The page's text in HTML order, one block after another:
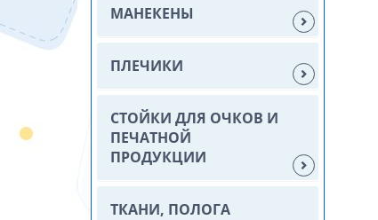
МАНЕКЕНЫ
ПЛЕЧИКИ
СТОЙКИ ДЛЯ ОЧКОВ И
ПЕЧАТНОЙ
ПРОДУКЦИИ
ТКАНИ, ПОЛОГА